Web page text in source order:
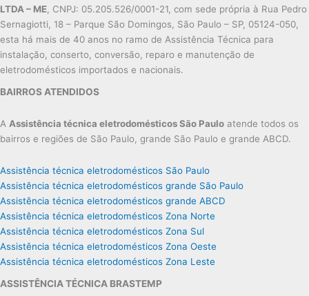
LTDA – ME , CNPJ: 05.205.526/0001-21, com sede própria à Rua Pedro
Sernagiotti, 18 – Parque São Domingos, São Paulo – SP, 05124-050,
esta há mais de 40 anos no ramo de Assistência Técnica para
instalação, conserto, conversão, reparo e manutenção de
eletrodomésticos importados e nacionais.
BAIRROS ATENDIDOS
A Assistência técnica eletrodomésticos São Paulo atende todos os
bairros e regiões de São Paulo, grande São Paulo e grande ABCD.
Assistência técnica eletrodomésticos São Paulo
Assistência técnica eletrodomésticos grande São Paulo
Assistência técnica eletrodomésticos grande ABCD
Assistência técnica eletrodomésticos Zona Norte
Assistência técnica eletrodomésticos Zona Sul
Assistência técnica eletrodomésticos Zona Oeste
Assistência técnica eletrodomésticos Zona Leste
ASSISTÊNCIA TÉCNICA BRASTEMP